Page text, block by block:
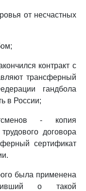
от несчастных
контракт с
трансферный
гандбола
в России;
- копия
договора
сертификат
была применена
о такой